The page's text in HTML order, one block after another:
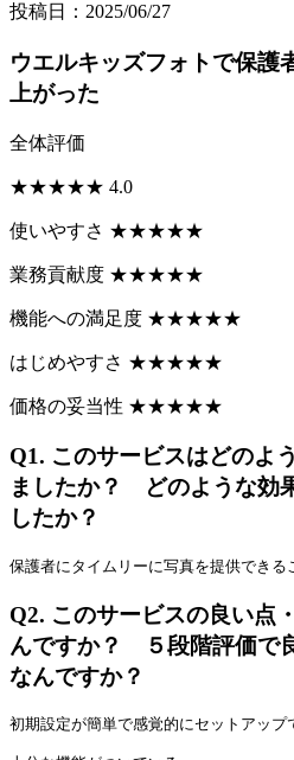
投稿日：2025/06/27
ウエルキッズフォトで保護
上がった
全体評価
★★★★★ 4.0
使いやすさ ★★★★★
業務貢献度 ★★★★★
機能への満足度 ★★★★★
はじめやすさ ★★★★★
価格の妥当性 ★★★★★
Q1. このサービスはどのよ
ましたか？ どのような効
したか？
保護者にタイムリーに写真を提供でき
Q2. このサービスの良い点
んですか？ ５段階評価で
なんですか？
初期設定が簡単で感覚的にセットアッ